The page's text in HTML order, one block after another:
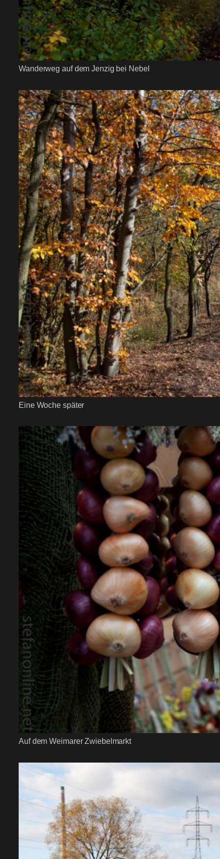
Wanderweg auf dem Jenzig bei Nebel
Eine Woche später
Auf dem Weimarer Zwiebelmarkt